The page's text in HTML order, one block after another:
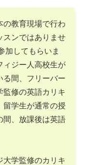
の教育現場で行わ
スンではありませ
加してもらいま
ィジー人高校生が
る間、フリーバー
監修の英語カリキ
留学生が通常の授
間、放課後は英語
大学監修のカリキ